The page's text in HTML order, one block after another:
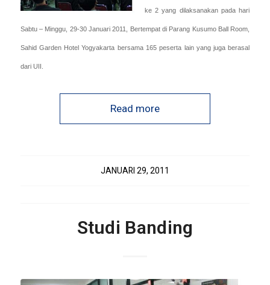
ke 2 yang dilaksanakan pada hari
Sabtu – Minggu, 29-30 Januari 2011, Bertempat di Parang Kusumo Ball Room,
Sahid Garden Hotel Yogyakarta bersama 165 peserta lain yang juga berasal
dari UII.
Read more
JANUARI 29, 2011
Studi Banding